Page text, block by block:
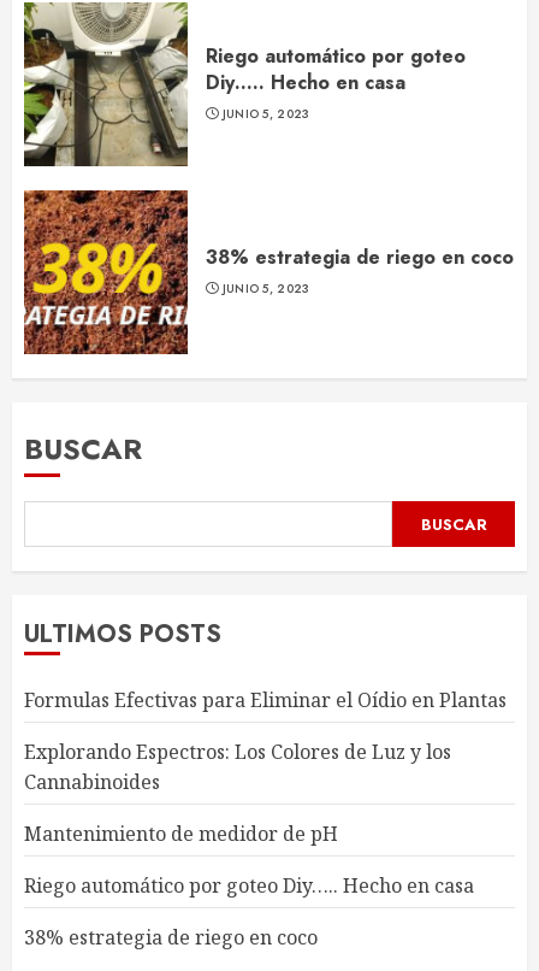
Riego automático por goteo
Diy….. Hecho en casa
JUNIO 5, 2023
38% estrategia de riego en coco
JUNIO 5, 2023
BUSCAR
BUSCAR
ULTIMOS POSTS
Formulas Efectivas para Eliminar el Oídio en Plantas
Explorando Espectros: Los Colores de Luz y los
Cannabinoides
Mantenimiento de medidor de pH
Riego automático por goteo Diy….. Hecho en casa
38% estrategia de riego en coco